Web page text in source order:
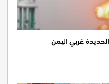
غربي اليمن